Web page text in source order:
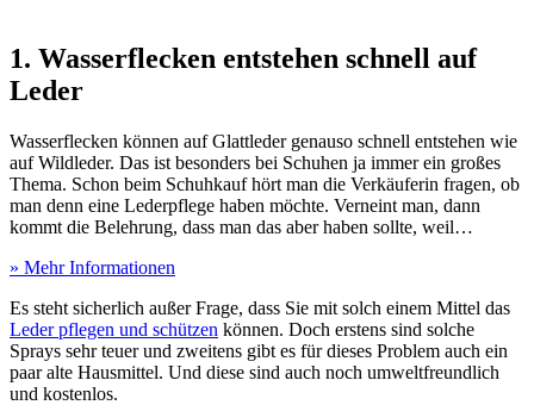
1. Wasserflecken entstehen schnell auf
Leder
Wasserflecken können auf Glattleder genauso schnell entstehen wie
auf Wildleder. Das ist besonders bei Schuhen ja immer ein großes
Thema. Schon beim Schuhkauf hört man die Verkäuferin fragen, ob
man denn eine Lederpflege haben möchte. Verneint man, dann
kommt die Belehrung, dass man das aber haben sollte, weil…
» Mehr Informationen
Es steht sicherlich außer Frage, dass Sie mit solch einem Mittel das
Leder pflegen und schützen können. Doch erstens sind solche
Sprays sehr teuer und zweitens gibt es für dieses Problem auch ein
paar alte Hausmittel. Und diese sind auch noch umweltfreundlich
und kostenlos.